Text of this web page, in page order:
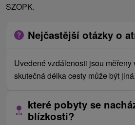
SZOPK.
Nejčastější otázky o
Uvedené vzdálenosti jsou měřeny
skutečná délka cesty může být jiná.
které pobyty se
blízkosti?